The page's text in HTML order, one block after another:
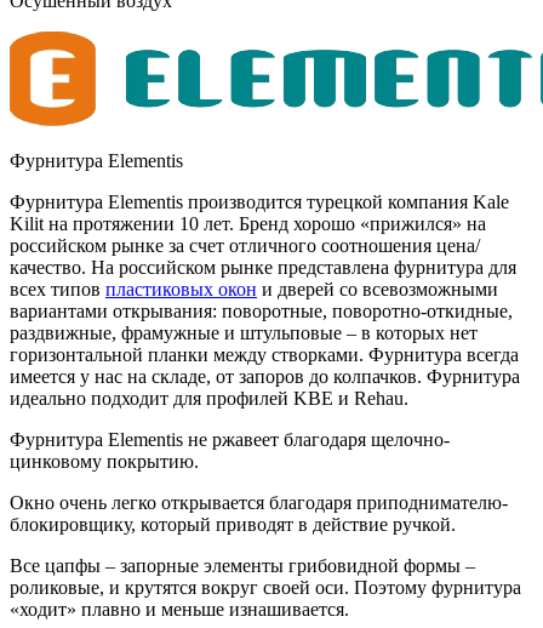
Фурнитура Elementis
Фурнитура Elementis производится турецкой компания Kale
Kilit на протяжении 10 лет. Бренд хорошо «прижился» на
российском рынке за счет отличного соотношения цена/
качество. На российском рынке представлена фурнитура для
всех типов пластиковых окон и дверей со всевозможными
вариантами открывания: поворотные, поворотно-откидные,
раздвижные, фрамужные и штульповые – в которых нет
горизонтальной планки между створками. Фурнитура всегда
имеется у нас на складе, от запоров до колпачков. Фурнитура
идеально подходит для профилей KBE и Rehau.
Фурнитура Elementis не ржавеет благодаря щелочно-
цинковому покрытию.
Окно очень легко открывается благодаря приподнимателю-
блокировщику, который приводят в действие ручкой.
Все цапфы – запорные элементы грибовидной формы –
роликовые, и крутятся вокруг своей оси. Поэтому фурнитура
«ходит» плавно и меньше изнашивается.